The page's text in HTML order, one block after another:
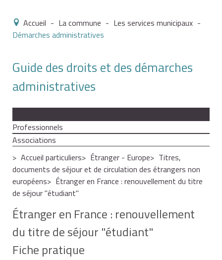
Accueil - La commune - Les services municipaux -
Démarches administratives
Guide des droits et des démarches
administratives
Professionnels
Associations
Accueil particuliers
Étranger - Europe
Titres,
documents de séjour et de circulation des étrangers non
européens
Étranger en France : renouvellement du titre
de séjour "étudiant"
Étranger en France : renouvellement
du titre de séjour "étudiant"
Fiche pratique